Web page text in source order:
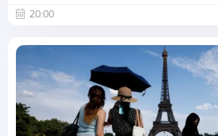
20:00